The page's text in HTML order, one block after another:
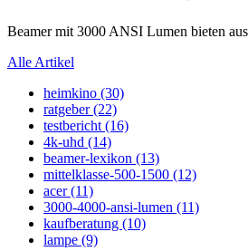
Beamer mit 3000 ANSI Lumen bieten
Alle Artikel
heimkino (30)
ratgeber (22)
testbericht (16)
4k-uhd (14)
beamer-lexikon (13)
mittelklasse-500-1500 (12)
acer (11)
3000-4000-ansi-lumen (11)
kaufberatung (10)
lampe (9)